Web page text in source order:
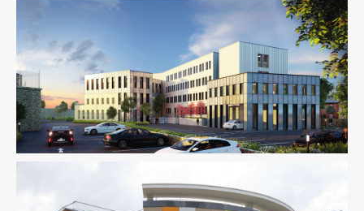
Équipement Public Fluides Ingenierie TCE Structure
Thermique VRD